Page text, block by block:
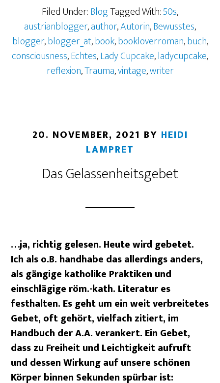
Filed Under:BlogTagged With:50s,
austrianblogger,author,Autorin,Bewusstes,
blogger,blogger_at,book,bookloverroman,buch,
consciousness,Echtes,Lady Cupcake,ladycupcake,
reflexion,Trauma,vintage,writer
20. NOVEMBER, 2021 BY HEIDI
LAMPRET
Das Gelassenheitsgebet
…ja, richtig gelesen. Heute wird gebetet.
Ich als o.B. handhabe das allerdings anders,
als gängige katholike Praktiken und
einschlägige röm.-kath. Literatur es
festhalten. Es geht um ein weit verbreitetes
Gebet, oft gehört, vielfach zitiert, im
Handbuch der A.A. verankert. Ein Gebet,
dass zu Freiheit und Leichtigkeit aufruft
und dessen Wirkung auf unsere schönen
Körper binnen Sekunden spürbar ist: